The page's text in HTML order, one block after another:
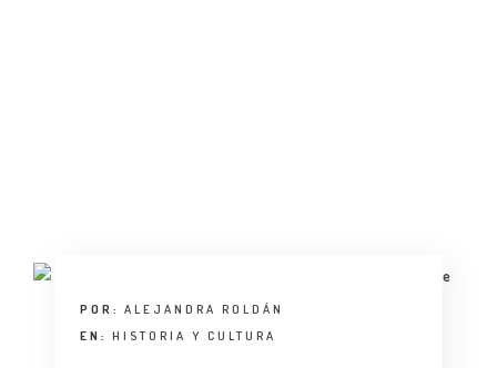
POR:ALEJANDRA ROLDÁN
EN:HISTORIA Y CULTURA